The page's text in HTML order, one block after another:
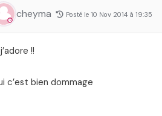
cheyma Posté le 10 Nov 2014 à 19:35
!!
c’est bien dommage